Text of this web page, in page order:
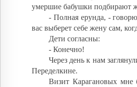
умершие бабушки подбирают
- Полная ерунда, -
вас выберет себе жену сам,
Дети согласны:
- Конечно!
Через день к нам
Переделкине.
Визит Карагановых